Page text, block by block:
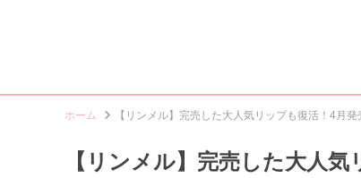
ホーム 【リンメル】完売した大人気リップも復活！4月
【リンメル】完売した大人